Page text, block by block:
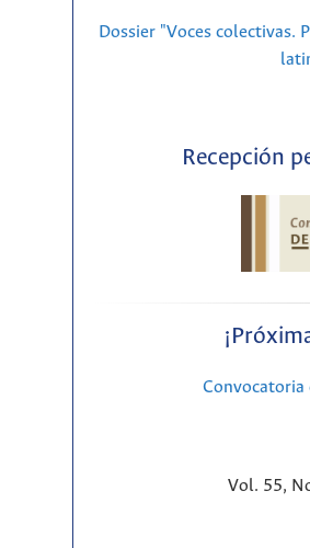
Dossier "Voces colectivas.
Recepción
Convocatoria
Vol. 55,